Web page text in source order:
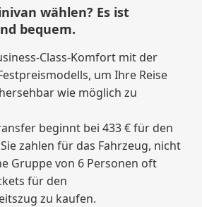
wählen? Es ist
bequem.
Class-Komfort mit der
um Ihre Reise
wie möglich zu
beginnt bei 433 € für den
zahlen für das Fahrzeug, nicht
Gruppe von 6 Personen oft
für den
zu kaufen.